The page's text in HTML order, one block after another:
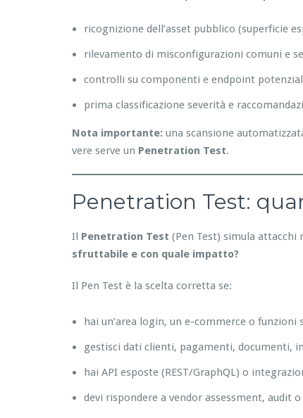
ricognizione dell’asset pubblico (superficie
rilevamento di misconfigurazioni comuni e
controlli su componenti e endpoint
prima classificazione severità e
Nota importante: una scansione
vere serve un Penetration Test.
Penetration Test:
Il Penetration Test (Pen Test) simula
sfruttabile e con quale impatto?
Il Pen Test è la scelta corretta se:
hai un’area login, un e-commerce o funzioni
gestisci dati clienti, pagamenti, documenti,
hai API esposte (REST/GraphQL) o
devi rispondere a vendor assessment, audit